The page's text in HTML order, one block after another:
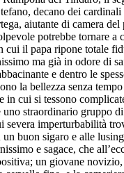
decano dei cardinali
aiutante di camera del
potrebbe tornare a
il papa ripone totale
ma già in odore di
e dentro le
la bellezza senza
in cui si tessono
straordinario gruppo
severa imperturbabilità
un buon sigaro e alle
e sagace, che
un giovane